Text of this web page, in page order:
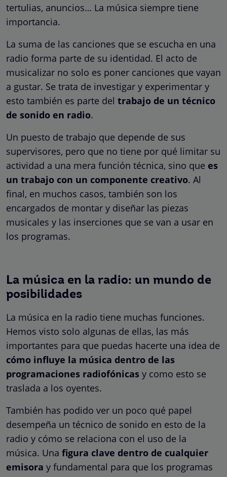
tertulias, anuncios… La música siempre tiene
importancia.
La suma de las canciones que se escucha en una
radio forma parte de su identidad. El acto de
musicalizar no solo es poner canciones que vayan
a gustar. Se trata de investigar y experimentar y
esto también es parte del trabajo de un técnico
de sonido en radio.
Un puesto de trabajo que depende de sus
supervisores, pero que no tiene por qué limitar su
actividad a una mera función técnica, sino que es
un trabajo con un componente creativo. Al
final, en muchos casos, también son los
encargados de montar y diseñar las piezas
musicales y las inserciones que se van a usar en
los programas.
La música en la radio: un mundo de
posibilidades
La música en la radio tiene muchas funciones.
Hemos visto solo algunas de ellas, las más
importantes para que puedas hacerte una idea de
cómo influye la música dentro de las
programaciones radiofónicas y como esto se
traslada a los oyentes.
También has podido ver un poco qué papel
desempeña un técnico de sonido en esto de la
radio y cómo se relaciona con el uso de la
música. Una figura clave dentro de cualquier
emisora y fundamental para que los programas